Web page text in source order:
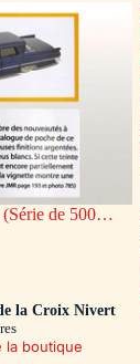
de 500
la Croix Nivert
la boutique